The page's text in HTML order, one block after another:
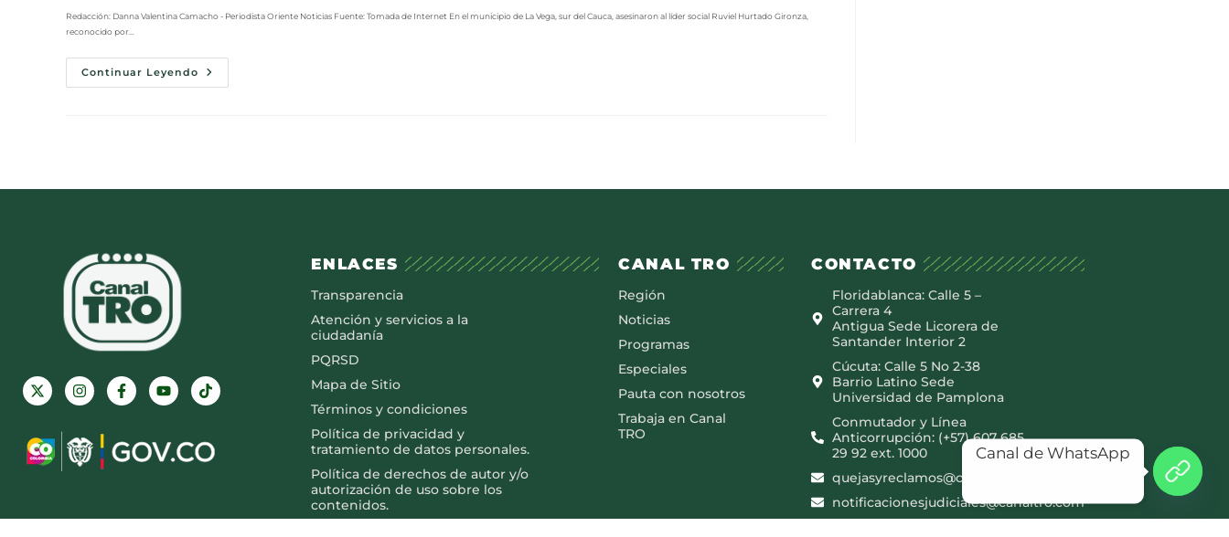
Redacción: Danna Valentina Camacho - Periodista Oriente Noticias Fuente: Tomada de Internet En el municipio de La Vega, sur del Cauca, asesinaron al líder social Ruviel Hurtado Gironza,
reconocido por…
Continuar Leyendo
ENLACES
Transparencia
Atención y servicios a la
ciudadanía
PQRSD
Mapa de Sitio
Términos y condiciones
Política de privacidad y
tratamiento de datos personales.
Política de derechos de autor y/o
autorización de uso sobre los
contenidos.
CANAL TRO
Región
Noticias
Programas
Especiales
Pauta con nosotros
Trabaja en Canal
TRO
CONTACTO
Floridablanca: Calle 5 –
Carrera 4
Antigua Sede Licorera de
Santander Interior 2
Cúcuta: Calle 5 No 2-38
Barrio Latino Sede
Universidad de Pamplona
Conmutador y Línea
Anticorrupción: (+57) 607 685
29 92 ext. 1000
quejasyreclamos@canaltro.com
notificacionesjudiciales@canaltro.com
Canal de WhatsApp